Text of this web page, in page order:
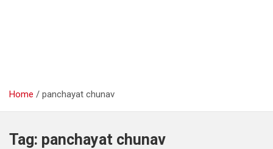
Home panchayat chunav
Tag: panchayat chunav